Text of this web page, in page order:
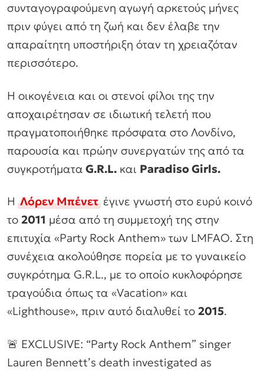
συνταγογραφούμενη αγωγή αρκετούς μήνες
πριν φύγει από τη ζωή και δεν έλαβε την
απαραίτητη υποστήριξη όταν τη χρειαζόταν
περισσότερο.
Η οικογένεια και οι στενοί φίλοι της την
αποχαιρέτησαν σε ιδιωτική τελετή που
πραγματοποιήθηκε πρόσφατα στο Λονδίνο,
παρουσία και πρώην συνεργατών της από τα
συγκροτήματα G.R.L. και Paradiso Girls.
ΗΛόρεν Μπένετέγινε γνωστή στο ευρύ κοινό
το 2011 μέσα από τη συμμετοχή της στην
επιτυχία «Party Rock Anthem» των LMFAO. Στη
συνέχεια ακολούθησε πορεία με το γυναικείο
συγκρότημα G.R.L., με το οποίο κυκλοφόρησε
τραγούδια όπως τα «Vacation» και
«Lighthouse», πριν αυτό διαλυθεί το 2015.
🚨 EXCLUSIVE: “Party Rock Anthem” singer
Lauren Bennett’s death investigated as